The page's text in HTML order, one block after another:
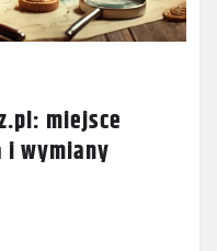
miejsce
i wymiany